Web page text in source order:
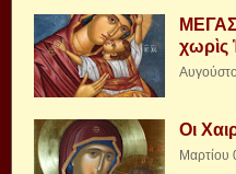
χωρὶς
Οι
Μαρτίου